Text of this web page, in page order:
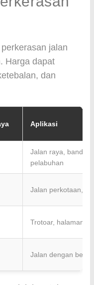
jalan
Harga dapat
dan
Aplikasi
Jalan raya,
pelabuhan
Jalan perkotaan,
Trotoar, halaman,
Jalan dengan